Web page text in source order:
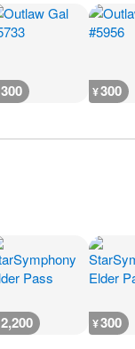
300 ¥300
2,200 ¥300